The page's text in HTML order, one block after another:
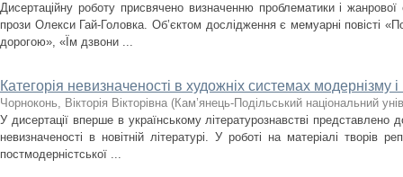
Дисертаційну роботу присвячено визначенню проблематики і
прози Олекси Гай-Головка. Об’єктом дослідження є мемуарні повісті
дорогою», «Їм дзвони ...
Категорія невизначеності в художніх системах модернізму
Чорноконь, Вікторія Вікторівна (Кам’янець-Подільський національний
У дисертації вперше в українському літературознавстві представлено
невизначеності в новітній літературі. У роботі на матеріалі творів
постмодерністської ...